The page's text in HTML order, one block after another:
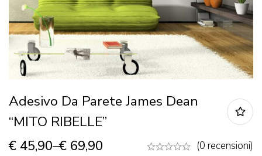
Adesivo Da Parete James Dean
“MITO RIBELLE”
€ 45,90–€ 69,90 (0 recensioni)